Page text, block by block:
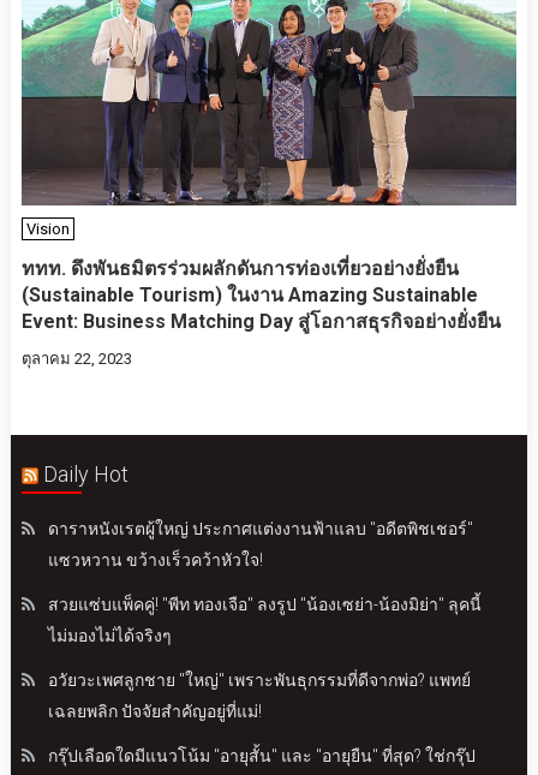
Vision
ททท. ดึงพันธมิตรร่วมผลักดันการท่องเที่ยวอย่างยั่งยืน
(Sustainable Tourism) ในงาน Amazing Sustainable
Event: Business Matching Day สู่โอกาสธุรกิจอย่างยั่งยืน
ตุลาคม 22, 2023
Daily Hot
ดาราหนังเรตผู้ใหญ่ ประกาศแต่งงานฟ้าแลบ "อดีตพิชเชอร์"
แซวหวาน ขว้างเร็วคว้าหัวใจ!
สวยแซ่บแพ็คคู่! "พีท ทองเจือ" ลงรูป "น้องเซย่า-น้องมิย่า" ลุคนี้
ไม่มองไม่ได้จริงๆ
อวัยวะเพศลูกชาย "ใหญ่" เพราะพันธุกรรมที่ดีจากพ่อ? แพทย์
เฉลยพลิก ปัจจัยสำคัญอยู่ที่แม่!
กรุ๊ปเลือดใดมีแนวโน้ม "อายุสั้น" และ "อายุยืน" ที่สุด? ใช่กรุ๊ป